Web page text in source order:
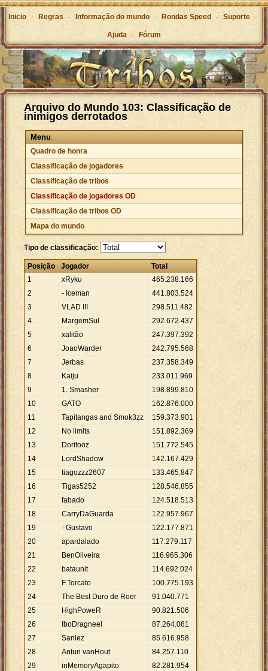
Inicio - Regras - Informação do mundo - Rondas Speed - Suporte -
Ajuda - Fórum
Arquivo do Mundo 103: Classificação de
inimigos derrotados
Menu
Quadro de honra
Classificação de jogadores
Classificação de tribos
Classificação de jogadores OD
Classificação de tribos OD
Mapa do mundo
Tipo de classificação:
Posição Jogador
Total
1
xRyku 465.238.166
2
- Iceman 441.803.524
3
VLAD III 298.511.482
4
MargemSul 292.672.437
5
xalitão 247.397.392
6
JoaoWarder 242.795.568
7
Jerbas 237.358.349
8
Kaiju 233.011.969
9
1. Smasher 198.899.810
10
GATO 162.876.000
11
Tapitangas and Smok3zz 159.373.901
12
No limits 151.892.369
13
Doritooz 151.772.545
14
LordShadow 142.167.429
15
tiagozzz2607 133.465.847
16
Tigas5252 128.546.855
17
fabado 124.518.513
18
CarryDaGuarda 122.957.967
19
- Gustavo 122.177.871
20
apardalado 117.279.117
21
BenOliveira 116.965.306
22
bataunit 114.692.024
23
F.Torcato 100.775.193
24
The Best Duro de Roer 91.040.771
25
HighPoweR 90.821.506
26
IboDragneel 87.264.081
27
Sanlez 85.616.958
28
Antun vanHout 84.257.110
29
inMemoryAgapito 82.281.954